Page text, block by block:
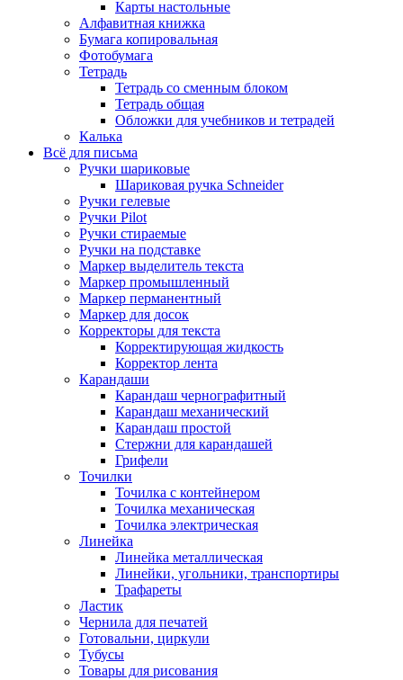
Карты настольные
Алфавитная книжка
Бумага копировальная
Фотобумага
Тетрадь
Тетрадь со сменным блоком
Тетрадь общая
Обложки для учебников и тетрадей
Калька
Всё для письма
Ручки шариковые
Шариковая ручка Schneider
Ручки гелевые
Ручки Pilot
Ручки стираемые
Ручки на подставке
Маркер выделитель текста
Маркер промышленный
Маркер перманентный
Маркер для досок
Корректоры для текста
Корректирующая жидкость
Корректор лента
Карандаши
Карандаш чернографитный
Карандаш механический
Карандаш простой
Стержни для карандашей
Грифели
Точилки
Точилка с контейнером
Точилка механическая
Точилка электрическая
Линейка
Линейка металлическая
Линейки, угольники, транспортиры
Трафареты
Ластик
Чернила для печатей
Готовальни, циркули
Тубусы
Товары для рисования